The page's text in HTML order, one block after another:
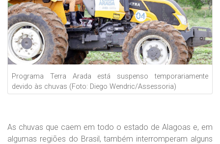
Programa Terra Arada está suspenso temporariamente
devido às chuvas (Foto: Diego Wendric/Assessoria)
As chuvas que caem em todo o estado de Alagoas e, em
algumas regiões do Brasil, também interromperam alguns